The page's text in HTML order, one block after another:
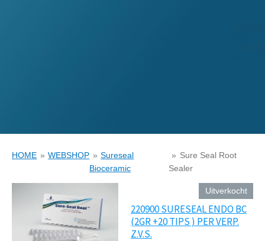
HOME » WEBSHOP » Sureseal
Bioceramic
» Sure Seal Root
Sealer
Uitverkocht
220900 SURESEAL ENDO BC
(2GR +20 TIPS ) PER VERP.
Z.V.S.